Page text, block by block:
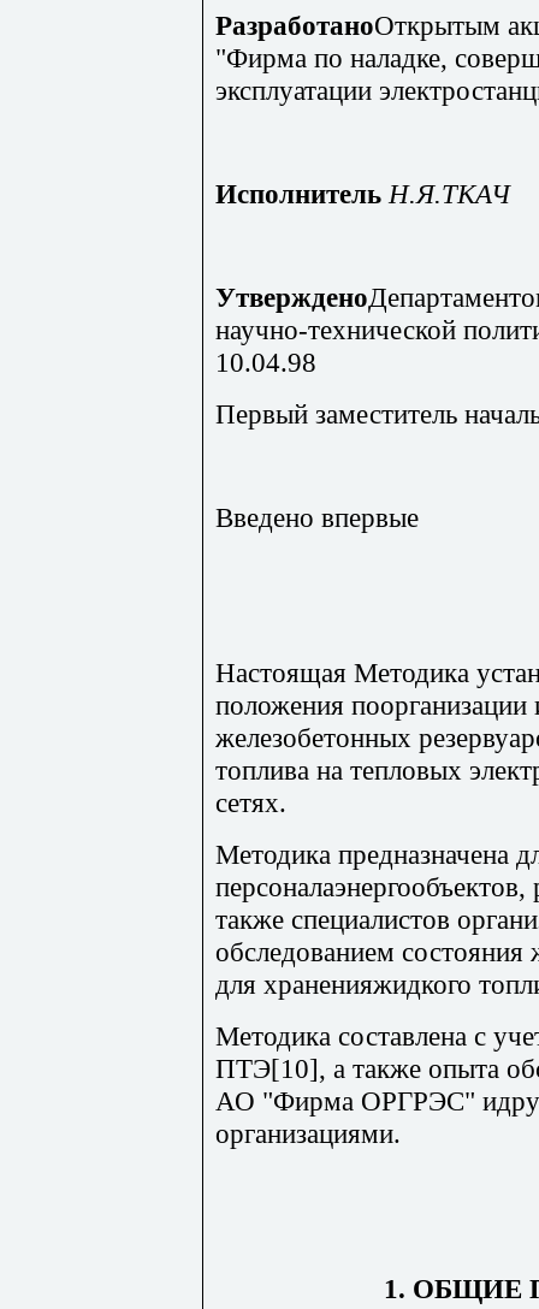
РазработаноОткрытым
"Фирма по наладке,
эксплуатации
Исполнитель Н.Я.ТКАЧ
Утверждено
научно-технической
10.04.98
Первый заместитель
Введено впервые
Настоящая Методика
положения поорганизации
железобетонных
топлива на тепловых
сетях.
Методика предназначена
также специалистов
обследованием состояния
для храненияжидкого
Методика составлена с
ПТЭ[10], а также опыта
АО "Фирма ОРГРЭС"
организациями.
1. ОБЩИЕ